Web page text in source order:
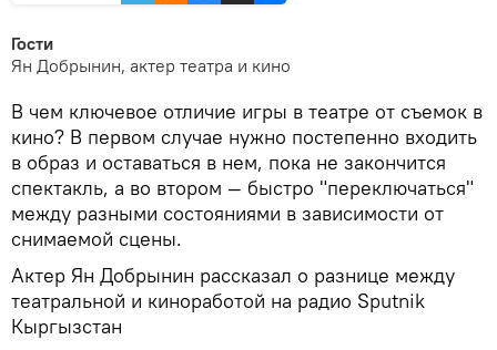
Гости
Ян Добрынин, актер театра и кино
В чем ключевое отличие игры в театре от съемок в
кино? В первом случае нужно постепенно входить
в образ и оставаться в нем, пока не закончится
спектакль, а во втором — быстро "переключаться"
между разными состояниями в зависимости от
снимаемой сцены.
Актер Ян Добрынин рассказал о разнице между
театральной и киноработой на радио Sputnik
Кыргызстан